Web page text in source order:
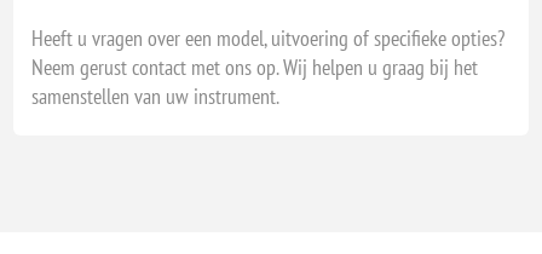
Heeft u vragen over een model, uitvoering of specifieke opties?
Neem gerust contact met ons op. Wij helpen u graag bij het
samenstellen van uw instrument.